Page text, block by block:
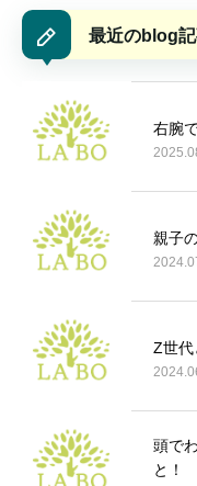
最近のblog
右腕
親子
Z世
頭で
と！